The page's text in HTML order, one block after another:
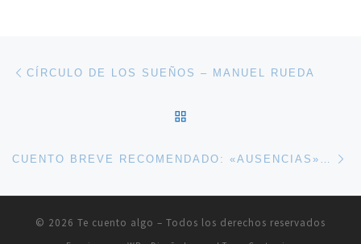
Navegación de entradas
CÍRCULO DE LOS SUEÑOS – MANUEL RUEDA
© 2026 Te cuento algo – Todos los derechos reservados